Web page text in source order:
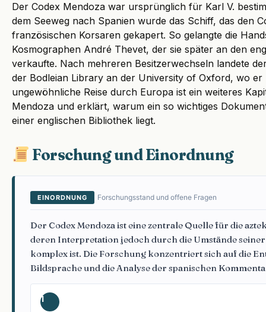
Der Codex Mendoza war ursprünglich für Karl V.
dem Seeweg nach Spanien wurde das Schiff, das den
französischen Korsaren gekapert. So gelangte die
Kosmographen André Thevet, der sie später an den
verkaufte. Nach mehreren Besitzerwechseln landete
der Bodleian Library an der University of Oxford, wo
ungewöhnliche Reise durch Europa ist ein weiteres
Mendoza und erklärt, warum ein so wichtiges
einer englischen Bibliothek liegt.
Forschung und Einordnung
EINORDNUNG Forschungsstand und offene Fragen
Der Codex Mendoza ist eine zentrale Quelle für die
deren Interpretation jedoch durch die Umstände
komplex ist. Die Forschung konzentriert sich auf die
Bildsprache und die Analyse der spanischen
1